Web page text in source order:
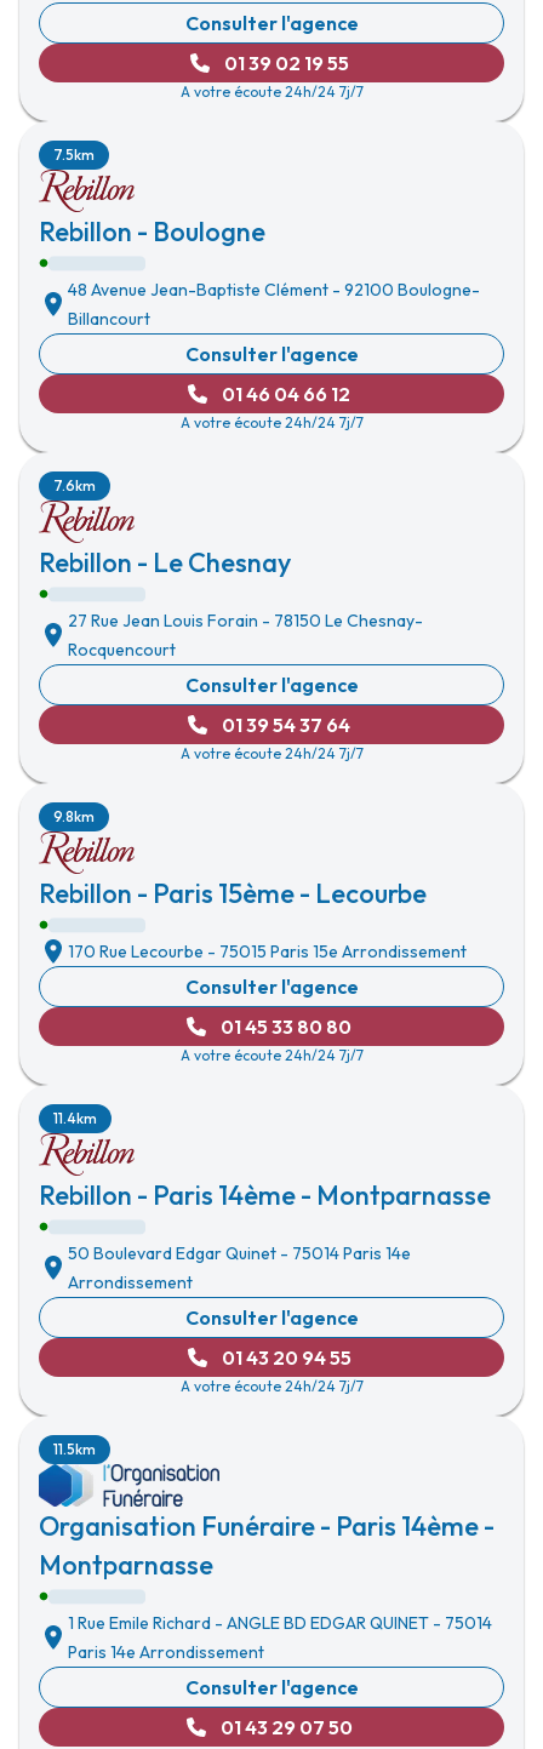
Consulter l'agence
01 39 02 19 55
A votre écoute 24h/24 7j/7
Rebillon - Boulogne
7.5km
48 Avenue Jean-Baptiste Clément - 92100 Boulogne-
Billancourt
Consulter l'agence
01 46 04 66 12
A votre écoute 24h/24 7j/7
Rebillon - Le Chesnay
7.6km
27 Rue Jean Louis Forain - 78150 Le Chesnay-
Rocquencourt
Consulter l'agence
01 39 54 37 64
A votre écoute 24h/24 7j/7
Rebillon - Paris 15ème - Lecourbe
9.8km
170 Rue Lecourbe - 75015 Paris 15e Arrondissement
Consulter l'agence
01 45 33 80 80
A votre écoute 24h/24 7j/7
Rebillon - Paris 14ème - Montparnasse
11.4km
50 Boulevard Edgar Quinet - 75014 Paris 14e
Arrondissement
Consulter l'agence
01 43 20 94 55
A votre écoute 24h/24 7j/7
Organisation Funéraire - Paris 14ème -
Montparnasse
11.5km
1 Rue Emile Richard - ANGLE BD EDGAR QUINET - 75014
Paris 14e Arrondissement
Consulter l'agence
01 43 29 07 50